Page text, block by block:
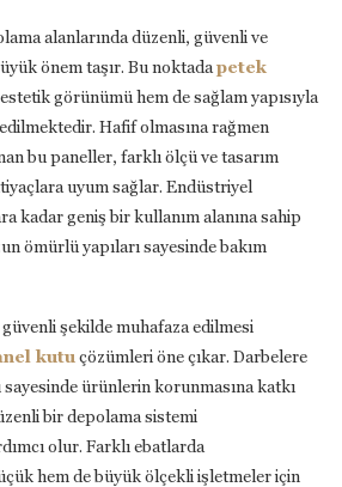
alanlarında düzenli, güvenli ve
önem taşır. Bu noktadapetek
görünümü hem de sağlam yapısıyla
Hafif olmasına rağmen
bu paneller, farklı ölçü ve tasarım
uyum sağlar. Endüstriyel
kadar geniş bir kullanım alanına sahip
ömürlü yapıları sayesinde bakım
şekilde muhafaza edilmesi
kutu çözümleri öne çıkar. Darbelere
sayesinde ürünlerin korunmasına katkı
bir depolama sistemi
olur. Farklı ebatlarda
hem de büyük ölçekli işletmeler için